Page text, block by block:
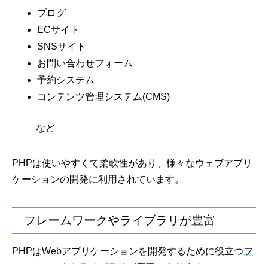
ブログ
ECサイト
SNSサイト
お問い合わせフォーム
予約システム
コンテンツ管理システム(CMS)
など
PHPは使いやすくて柔軟性があり、様々なウェブアプリ
ケーションの開発に利用されています。
フレームワークやライブラリが豊富
PHPはWebアプリケーションを開発するために役立つフ